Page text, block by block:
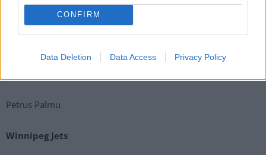
CONFIRM
Data Deletion Data Access Privacy Policy
Antti Suomela
Petrus Palmu
Winnipeg Jets